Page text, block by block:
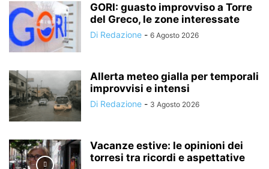
GORI: guasto improvviso a Torre
del Greco, le zone interessate
Di Redazione - 6 Agosto 2026
Allerta meteo gialla per temporali
improvvisi e intensi
Di Redazione - 3 Agosto 2026
Vacanze estive: le opinioni dei
torresi tra ricordi e aspettative